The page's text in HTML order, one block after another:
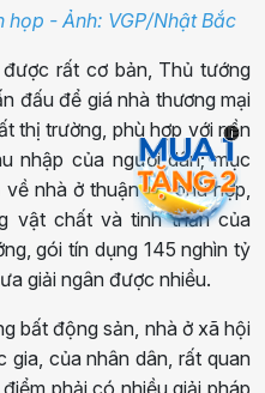
- Ảnh: VGP/Nhật Bắc
rất cơ bản, Thủ tướng
đấu để giá nhà thương mại
thị trường, phù hợp với nền
nhập của người dân; mục
nhà ở thuận lợi, phù hợp,
vật chất và tinh thần của
gói tín dụng 145 nghìn tỷ
giải ngân được nhiều.
bất động sản, nhà ở xã hội
của nhân dân, rất quan
phải có nhiều giải pháp
i